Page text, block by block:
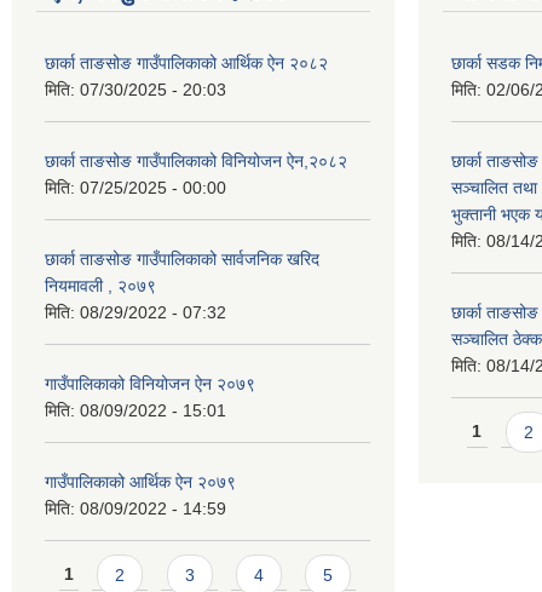
छार्का ताङसोङ गाउँपालिकाको आर्थिक ऐन २०८२
मिति: 07/30/2025 - 20:03
छार्का ताङसोङ गाउँपालिकाको विनियोजन ऐन,२०८२
मिति: 07/25/2025 - 00:00
छार्का ताङसोङ गाउँपालिकाको सार्वजनिक खरिद
नियमावली , २०७९
मिति: 08/29/2022 - 07:32
गाउँपालिकाको विनियोजन ऐन २०७९
मिति: 08/09/2022 - 15:01
गाउँपालिकाको आर्थिक ऐन २०७९
मिति: 08/09/2022 - 14:59
Pages
1 2 3 4 5
छार्का सडक
मिति: 02/06/
छार्का
सञ्चालित
भुक्तानी भएक
मिति: 08/14/
छार्का
सञ्चालित
मिति: 08/14/
Pages
1 2